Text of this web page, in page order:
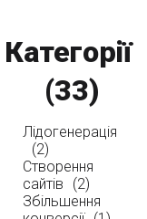
Категорії
(33)
Лідогенерація
(2)
Створення
сайтів
(2)
Збільшення